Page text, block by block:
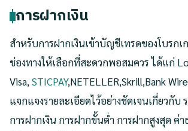
การฝากเงิน
สำหรับการฝากเงินเข้าบัญชีเทรดของโบรกเ
ช่องทางให้เลือกที่สะดวกพอสมควร ได้แก่
Visa, STICPAY,NETELLER,Skrill,Bank
แจกแจงรายละเอียดไว้อย่างชัดเจนเกี่ยวกับ
การฝากเงิน การฝากขั้นต่ำ การฝากสูงสุด ค่